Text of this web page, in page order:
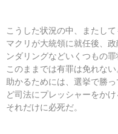
こうした状況の中、またして
マクリが大統領に就任後、
ンダリングなどいくつもの罪
このままでは有罪は免れない
助かるためには、選挙で勝
ど司法にプレッシャーをかけ
それだけに必死だ。